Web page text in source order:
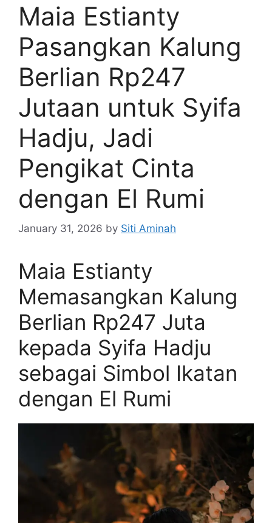
Maia Estianty
Pasangkan Kalung
Berlian Rp247
Jutaan untuk Syifa
Hadju, Jadi
Pengikat Cinta
dengan El Rumi
January 31, 2026 by Siti Aminah
Maia Estianty
Memasangkan Kalung
Berlian Rp247 Juta
kepada Syifa Hadju
sebagai Simbol Ikatan
dengan El Rumi